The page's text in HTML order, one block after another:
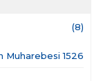
(8)
Muharebesi 1526